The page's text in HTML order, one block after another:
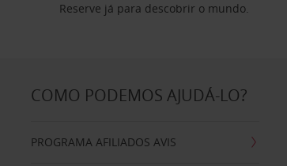
Reserve já para descobrir o mundo.
COMO PODEMOS AJUDÁ-LO?
PROGRAMA AFILIADOS AVIS